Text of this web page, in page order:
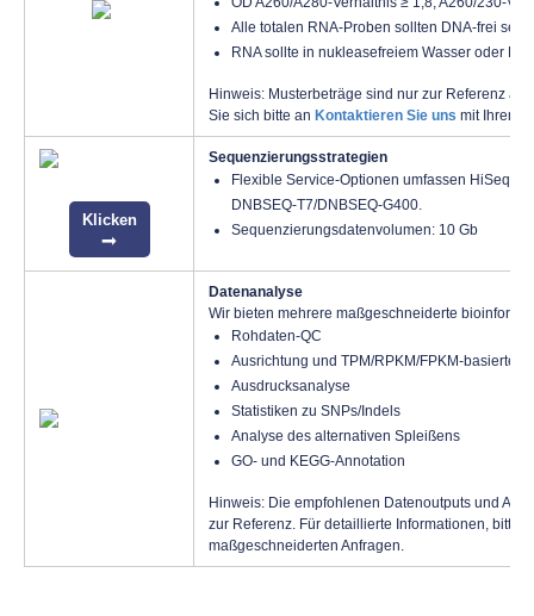
Alle totalen RNA-Proben sollten DNA-frei sein.
RNA sollte in nukleasefreiem Wasser oder
Hinweis: Musterbeträge sind nur zur Referenz
Sie sich bitte an Kontaktieren Sie uns mit Ihren
Klicken
Sequenzierungsstrategien
Flexible Service-Optionen umfassen HiSeq
DNBSEQ-T7/DNBSEQ-G400.
Sequenzierungsdatenvolumen: 10 Gb
Datenanalyse
Wir bieten mehrere maßgeschneiderte
Rohdaten-QC
Ausrichtung und TPM/RPKM/FPKM-basierte
Ausdrucksanalyse
Statistiken zu SNPs/Indels
Analyse des alternativen Spleißens
GO- und KEGG-Annotation
Hinweis: Die empfohlenen Datenoutputs und
zur Referenz. Für detaillierte Informationen, bitte
maßgeschneiderten Anfragen.